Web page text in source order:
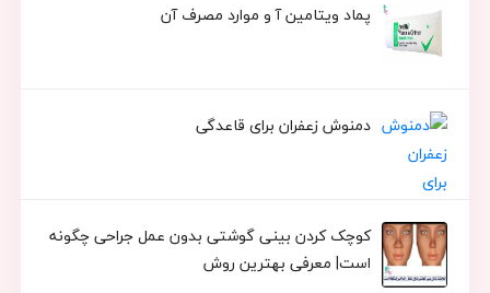
پماد ویتامین آ و موارد مصرف آن
دمنوش زعفران برای قاعدگی
کوچک کردن بینی گوشتی بدون عمل جراحی چگونه
است| معرفی بهترین روش